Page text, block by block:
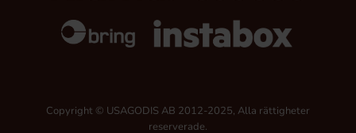
Copyright © USAGODIS AB 2012-2025, Alla rättigheter
reserverade.